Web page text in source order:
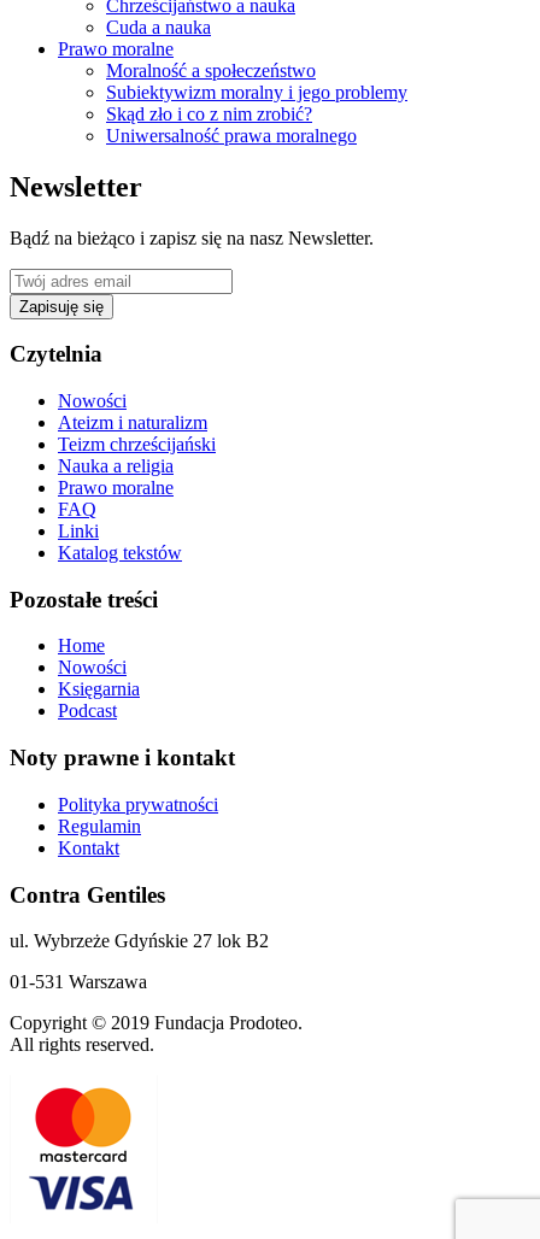
Chrześcijaństwo a nauka
Cuda a nauka
Prawo moralne
Moralność a społeczeństwo
Subiektywizm moralny i jego problemy
Skąd zło i co z nim zrobić?
Uniwersalność prawa moralnego
Newsletter
Bądź na bieżąco i zapisz się na nasz Newsletter.
Zapisuję się
Czytelnia
Nowości
Ateizm i naturalizm
Teizm chrześcijański
Nauka a religia
Prawo moralne
FAQ
Linki
Katalog tekstów
Pozostałe treści
Home
Nowości
Księgarnia
Podcast
Noty prawne i kontakt
Polityka prywatności
Regulamin
Kontakt
Contra Gentiles
ul. Wybrzeże Gdyńskie 27 lok B2
01-531 Warszawa
Copyright © 2019 Fundacja Prodoteo.
All rights reserved.